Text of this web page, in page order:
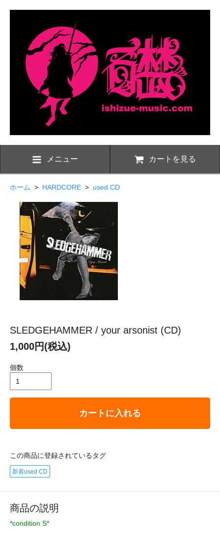
メニュー カートを見る
ホーム > HARDCORE > used CD
SLEDGEHAMMER / your arsonist (CD)
1,000円(税込)
個数
カートに入れる
この商品に登録されているタグ
新着used CD
商品の説明
*condition S*